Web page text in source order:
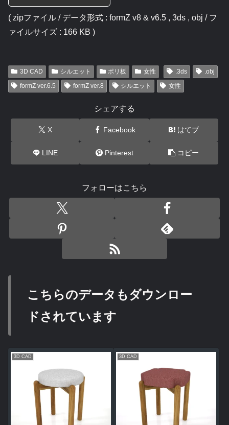
( zipファイル / データ形式 : formZ v8 & v6.5 , 3ds , obj / フ
ァイルサイズ : 166 KB )
3D CAD シルエット ポリ板 女性 .3ds
.obj
formZ ver.6.5
formZ ver.8 シルエット 女性
シェアする
X Facebook はてブ
LINE Pinterest コピー
フォローはこちら
こちらのデータもダウンロー
ドされています
3D CAD 3D CAD